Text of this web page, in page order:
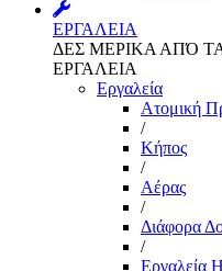
ΕΡΓΑΛΕΙΑ
ΔΕΣ ΜΕΡΙΚΑ ΑΠΌ
ΕΡΓΑΛΕΙΑ
Εργαλεία
Aτομική
/
Kήπος
/
Αέρας
/
Διάφορα
/
Εργαλεία